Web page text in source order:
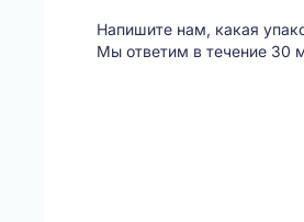
Напишите нам, какая
Мы ответим в течение 30